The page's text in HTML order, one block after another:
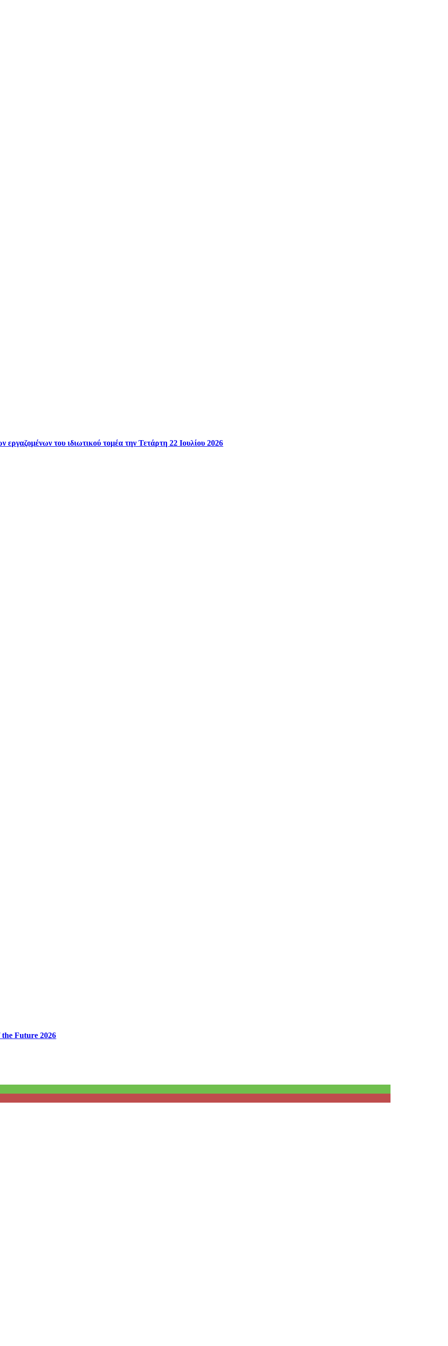
του ιδιωτικού τομέα την Τετάρτη 22 Ιουλίου 2026
the Future 2026